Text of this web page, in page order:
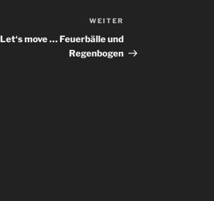
WEITER
Let‘s move … Feuerbälle und
Regenbogen